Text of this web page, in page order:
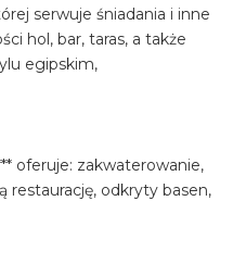
serwuje śniadania i inne
hol, bar, taras, a także
egipskim,
oferuje: zakwaterowanie,
restaurację, odkryty basen,